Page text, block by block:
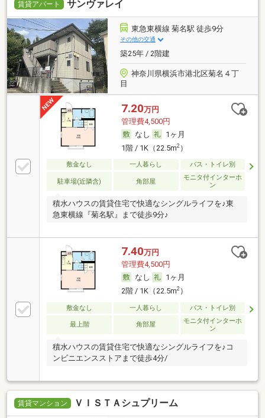
賃貸アパート サンヴァレイ
東急東横線 菊名駅 徒歩9分
その他の交通
築25年 / 2階建
神奈川県横浜市港北区菊名４丁
目
7.20万円
管理費4,500円
なし
1ヶ月
1階 / 1K（22.5m2）
敷金なし 一人暮らし バス・トイレ別
駐車場(近隣含) 角部屋
モニタ付インターホ
ン
積水ハウスの賃貸住宅で快適なシングルライフを♪東
急東横線『菊名駅』まで徒歩9分♪
7.40万円
管理費4,500円
なし
1ヶ月
2階 / 1K（22.5m2）
敷金なし 一人暮らし バス・トイレ別
最上階 角部屋
モニタ付インターホ
ン
積水ハウスの賃貸住宅で快適なシングルライフを♪コ
ンビニエンスストアまで徒歩4分/
賃貸マンション ＶＩＳＴＡシュプリーム